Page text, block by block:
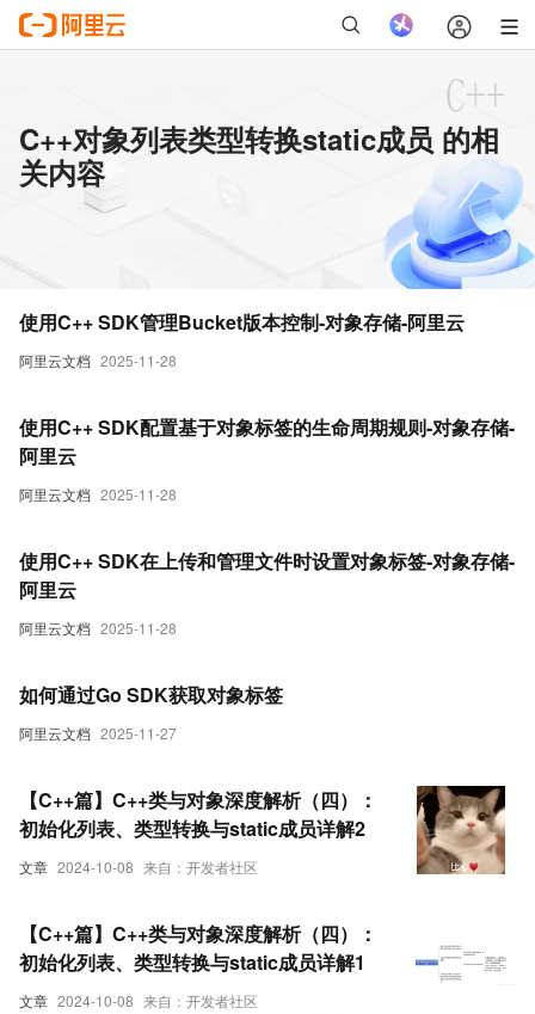
C++对象列表类型转换static成员 的相
关内容
阿里云文档 2025-11-28
使用C++ SDK管理Bucket版本控制-对象存储-阿里云
阿里云文档 2025-11-28
使用C++ SDK配置基于对象标签的生命周期规则-对象存储-
阿里云
阿里云文档 2025-11-28
使用C++ SDK在上传和管理文件时设置对象标签-对象存储-
阿里云
阿里云文档 2025-11-27
如何通过Go SDK获取对象标签
文章 2024-10-08 来自：开发者社区
【C++篇】C++类与对象深度解析（四）：
初始化列表、类型转换与static成员详解2
文章 2024-10-08 来自：开发者社区
【C++篇】C++类与对象深度解析（四）：
初始化列表、类型转换与static成员详解1